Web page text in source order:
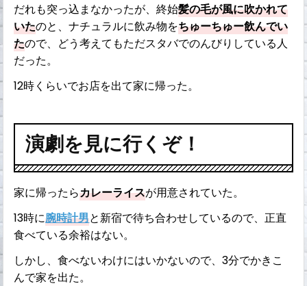
だれも突っ込まなかったが、終始髪の毛が風に吹かれて
いたのと、ナチュラルに飲み物をちゅーちゅー飲んでい
たので、どう考えてもただスタバでのんびりしている人
だった。
12時くらいでお店を出て家に帰った。
演劇を見に行くぞ！
家に帰ったらカレーライスが用意されていた。
13時に腕時計男と新宿で待ち合わせしているので、正直
食べている余裕はない。
しかし、食べないわけにはいかないので、3分でかきこ
んで家を出た。